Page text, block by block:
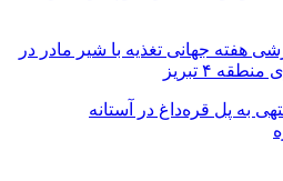
آموزشی هفته جهانی تغذیه با شیر مادر در
۴ تبریز
به پل قره‌داغ در آستانه